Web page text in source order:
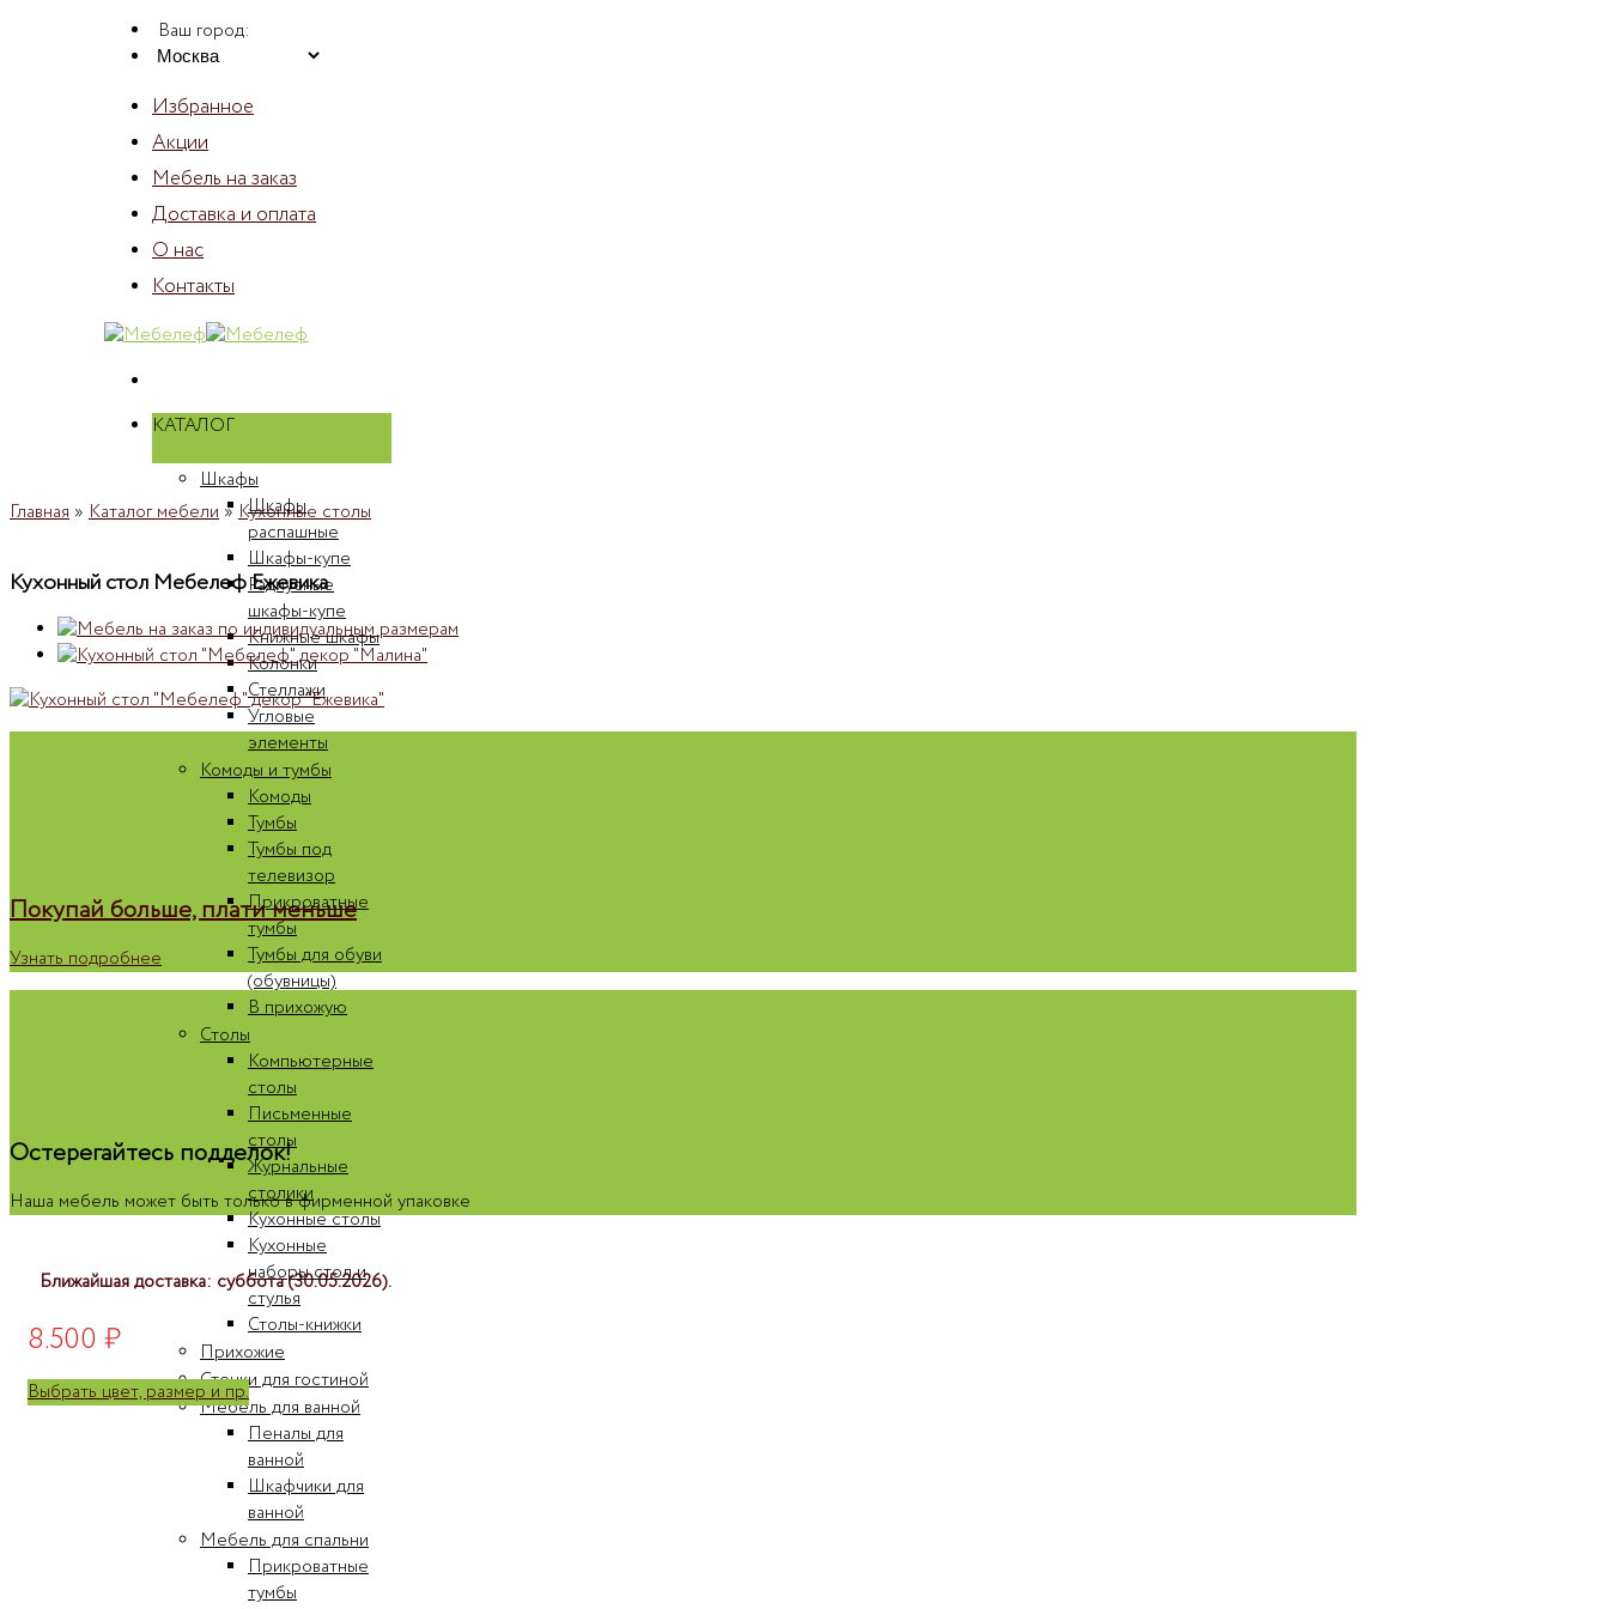
Ваш город:
Избранное
Акции
Мебель на заказ
Доставка и оплата
О нас
Контакты
КАТАЛОГ
Шкафы
Шкафы
распашные
Шкафы-купе
Радиусные
шкафы-купе
Книжные шкафы
Колонки
Стеллажи
Угловые
элементы
Комоды и тумбы
Комоды
Тумбы
Тумбы под
телевизор
Прикроватные
тумбы
Тумбы для обуви
(обувницы)
В прихожую
Столы
Компьютерные
столы
Письменные
столы
Журнальные
столики
Кухонные столы
Кухонные
наборы стол и
стулья
Столы-книжки
Прихожие
Стенки для гостиной
Мебель для ванной
Пеналы для
ванной
Шкафчики для
ванной
Мебель для спальни
Прикроватные
тумбы
Главная » Каталог мебели »Кухонные столы
Кухонный стол Мебелеф Ежевика
Покупай больше, плати меньше
Узнать подробнее
Остерегайтесь подделок!
Наша мебель может быть только в фирменной упаковке
Ближайшая доставка: суббота (30.05.2026).
8.500 ₽
Выбрать цвет, размер и пр.